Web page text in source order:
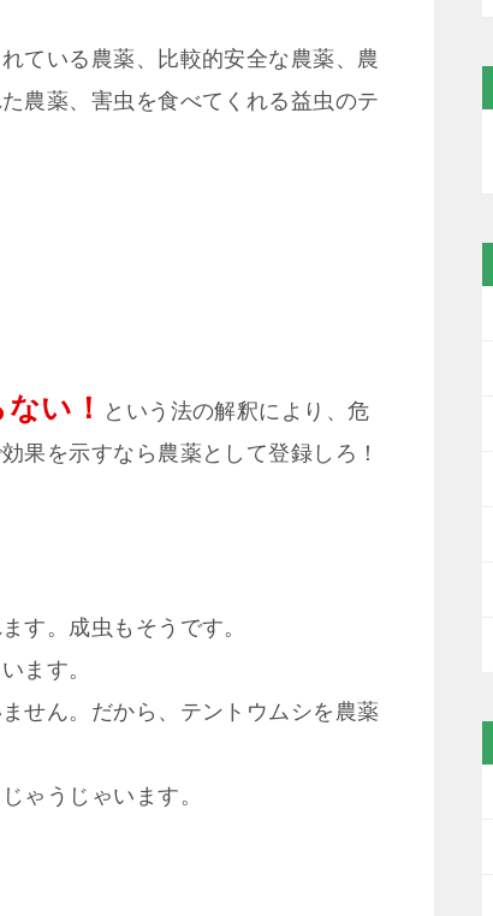
ている農薬、比較的安全な農薬、農
農薬、害虫を食べてくれる益虫のテ
い！
という法の解釈により、危
果を示すなら農薬として登録しろ！
す。成虫もそうです。
ます。
せん。だから、テントウムシを農薬
ゃうじゃいます。